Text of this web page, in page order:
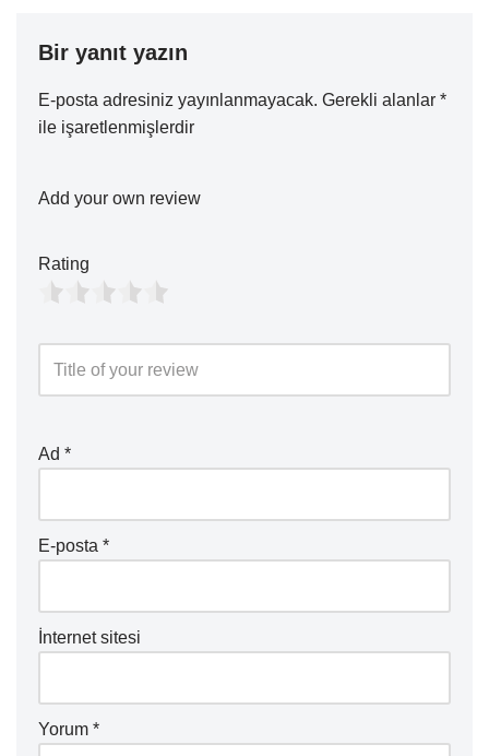
Bir yanıt yazın
E-posta adresiniz yayınlanmayacak. Gerekli alanlar *
ile işaretlenmişlerdir
Add your own review
Rating
Ad *
E-posta *
İnternet sitesi
Yorum *